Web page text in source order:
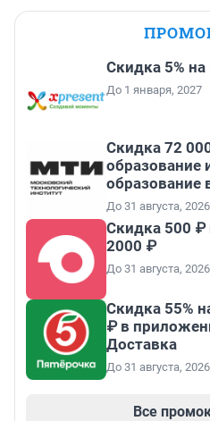
Скидка 5%
До 1 января, 2027
Скидка 72
образование
образование
До 31 августа, 2026
Скидка 500 ₽
2000 ₽
До 31 августа, 2026
Скидка 55%
₽ в
Доставка
До 31 августа, 2026
Все